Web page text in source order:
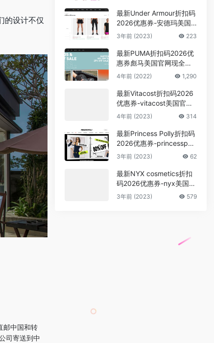
的设计不仅
邮中国和转
司寄送到中
最新Under Armour折扣码
2026优惠券-安德玛美国
官网女士运动服饰低至5折
3年前 (2023) 223
最新PUMA折扣码2026优
惠券彪马美国官网现全场
正价款一律6折+特价款额
4年前 (2022) 1,290
最新Vitacost折扣码2026
优惠券-vitacost美国官网
全场营养食品无门槛85折
4年前 (2023) 314
最新Princess Polly折扣码
2026优惠券-princesspoll
y美国官网折扣区低至2折
3年前 (2023) 62
最新NYX cosmetics折扣
码2026优惠券-nyx美国官
网全场彩妆满$50立减$10
3年前 (2023) 579